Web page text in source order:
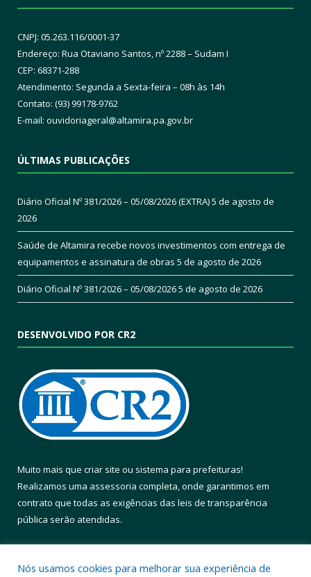
CNPJ: 05.263.116/0001-37
Endereço: Rua Otaviano Santos, nº 2288 – Sudam I
CEP: 68371-288
Atendimento: Segunda a Sexta-feira – 08h às 14h
Contato: (93) 99178-9762
E-mail: ouvidoriageral@altamira.pa.gov.br
ÚLTIMAS PUBLICAÇÕES
Diário Oficial Nº 381/2026 – 05/08/2026 (EXTRA)5 de agosto de
2026
Saúde de Altamira recebe novos investimentos com entrega de
equipamentos e assinatura de obras 5 de agosto de 2026
Diário Oficial Nº 381/2026 – 05/08/20265 de agosto de 2026
DESENVOLVIDO POR CR2
Muito mais que criar site ou sistema para prefeituras!
Realizamos uma assessoria completa, onde garantimos em
contrato que todas as exigências das leis de transparência
pública serão atendidas.
Nós usamos cookies para melhorar sua experiência de